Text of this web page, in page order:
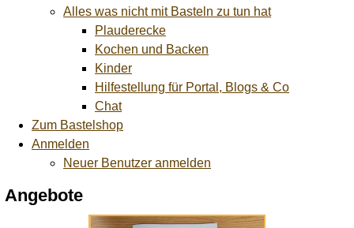
Alles was nicht mit Basteln zu tun hat
Plauderecke
Kochen und Backen
Kinder
Hilfestellung für Portal, Blogs & Co
Chat
Zum Bastelshop
Anmelden
Neuer Benutzer anmelden
Angebote